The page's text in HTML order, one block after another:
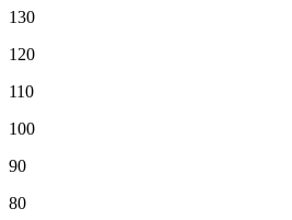
130
120
110
100
90
80